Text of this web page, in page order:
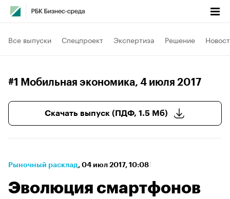
Все выпуски Спецпроект Экспертиза Решение
#1 Мобильная экономика, 4 июля 2017
Скачать выпуск (ПДФ, 1.5 Мб)
Рыночный расклад⁠, 04 июл 2017, 10:08
Эволюция смартфонов